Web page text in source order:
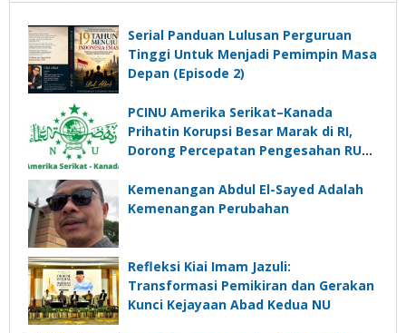
Serial Panduan Lulusan Perguruan
Tinggi Untuk Menjadi Pemimpin Masa
Depan (Episode 2)
PCINU Amerika Serikat–Kanada
Prihatin Korupsi Besar Marak di RI,
Dorong Percepatan Pengesahan RUU
Kemenangan Abdul El-Sayed Adalah
Kemenangan Perubahan
Refleksi Kiai Imam Jazuli:
Transformasi Pemikiran dan Gerakan
Kunci Kejayaan Abad Kedua NU